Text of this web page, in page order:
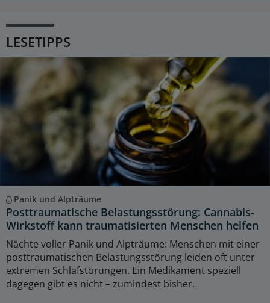
LESETIPPS
Panik und Alpträume
Posttraumatische Belastungsstörung: Cannabis-
Wirkstoff kann traumatisierten Menschen helfen
Nächte voller Panik und Alpträume: Menschen mit einer
posttraumatischen Belastungsstörung leiden oft unter
extremen Schlafstörungen. Ein Medikament speziell
dagegen gibt es nicht – zumindest bisher.